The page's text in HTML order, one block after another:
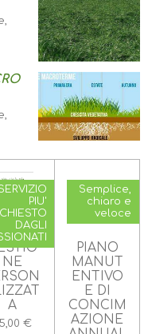
PIU'
DAGLI
NE
A
€
Semplice,
chiaro e
veloce
PIANO
MANUT
ENTIVO
E DI
CONCIM
AZIONE